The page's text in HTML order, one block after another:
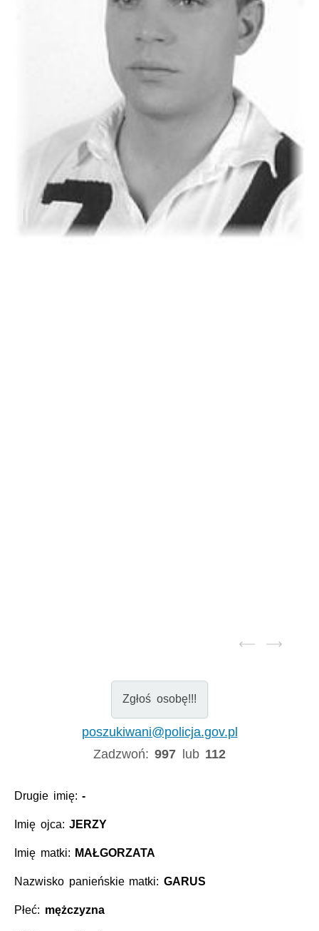
Zgłoś osobę!!!
poszukiwani@policja.gov.pl
Zadzwoń:997 lub 112
Drugie imię:-
Imię ojca:JERZY
Imię matki: MAŁGORZATA
Nazwisko panieńskie matki: GARUS
Płeć: mężczyzna